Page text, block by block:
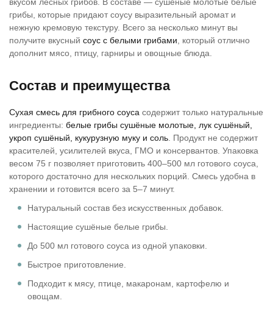
грибы, которые придают соусу выразительный аромат и
нежную кремовую текстуру. Всего за несколько минут вы
получите вкусный соус с белыми грибами , который отлично
дополнит мясо, птицу, гарниры и овощные блюда.
Состав и преимущества
Сухая смесь для грибного соуса содержит только натуральные
ингредиенты: белые грибы сушёные молотые, лук сушёный,
укроп сушёный, кукурузную муку и соль . Продукт не содержит
красителей, усилителей вкуса, ГМО и консервантов. Упаковка
весом 75 г позволяет приготовить 400–500 мл готового соуса,
которого достаточно для нескольких порций. Смесь удобна в
хранении и готовится всего за 5–7 минут.
Натуральный состав без искусственных добавок.
Настоящие сушёные белые грибы.
До 500 мл готового соуса из одной упаковки.
Быстрое приготовление.
Подходит к мясу, птице, макаронам, картофелю и
овощам.